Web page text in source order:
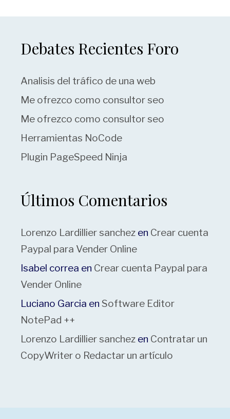
Debates Recientes Foro
Analisis del tráfico de una web
Me ofrezco como consultor seo
Me ofrezco como consultor seo
Herramientas NoCode
Plugin PageSpeed Ninja
Últimos Comentarios
Lorenzo Lardillier sanchez en Crear cuenta
Paypal para Vender Online
Isabel correa en Crear cuenta Paypal para
Vender Online
Luciano Garcia en Software Editor
NotePad ++
Lorenzo Lardillier sanchez en Contratar un
CopyWriter o Redactar un artículo